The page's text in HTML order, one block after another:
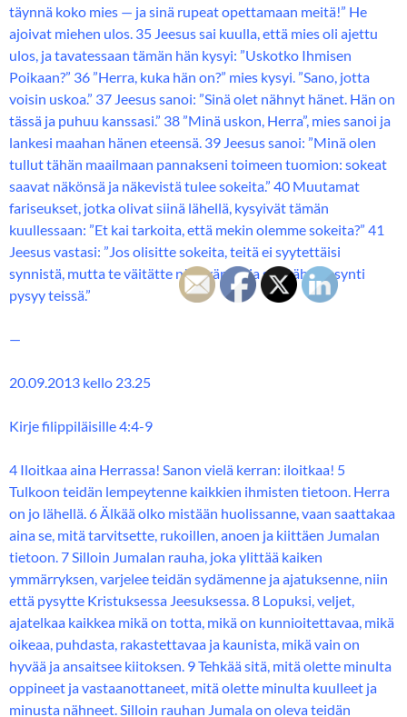
täynnä koko mies — ja sinä rupeat opettamaan meitä!” He
ajoivat miehen ulos. 35 Jeesus sai kuulla, että mies oli ajettu
ulos, ja tavatessaan tämän hän kysyi: ”Uskotko Ihmisen
Poikaan?” 36 ”Herra, kuka hän on?” mies kysyi. ”Sano, jotta
voisin uskoa.” 37 Jeesus sanoi: ”Sinä olet nähnyt hänet. Hän on
tässä ja puhuu kanssasi.” 38 ”Minä uskon, Herra”, mies sanoi ja
lankesi maahan hänen eteensä. 39 Jeesus sanoi: ”Minä olen
tullut tähän maailmaan pannakseni toimeen tuomion: sokeat
saavat näkönsä ja näkevistä tulee sokeita.” 40 Muutamat
fariseukset, jotka olivat siinä lähellä, kysyivät tämän
kuullessaan: ”Et kai tarkoita, että mekin olemme sokeita?” 41
Jeesus vastasi: ”Jos olisitte sokeita, teitä ei syytettäisi
synnistä, mutta te väitätte näkevänne, ja sen tähden synti
pysyy teissä.”
—
20.09.2013 kello 23.25
Kirje filippiläisille 4:4-9
4 Iloitkaa aina Herrassa! Sanon vielä kerran: iloitkaa! 5
Tulkoon teidän lempeytenne kaikkien ihmisten tietoon. Herra
on jo lähellä. 6 Älkää olko mistään huolissanne, vaan saattakaa
aina se, mitä tarvitsette, rukoillen, anoen ja kiittäen Jumalan
tietoon. 7 Silloin Jumalan rauha, joka ylittää kaiken
ymmärryksen, varjelee teidän sydämenne ja ajatuksenne, niin
että pysytte Kristuksessa Jeesuksessa. 8 Lopuksi, veljet,
ajatelkaa kaikkea mikä on totta, mikä on kunnioitettavaa, mikä
oikeaa, puhdasta, rakastettavaa ja kaunista, mikä vain on
hyvää ja ansaitsee kiitoksen. 9 Tehkää sitä, mitä olette minulta
oppineet ja vastaanottaneet, mitä olette minulta kuulleet ja
minusta nähneet. Silloin rauhan Jumala on oleva teidän